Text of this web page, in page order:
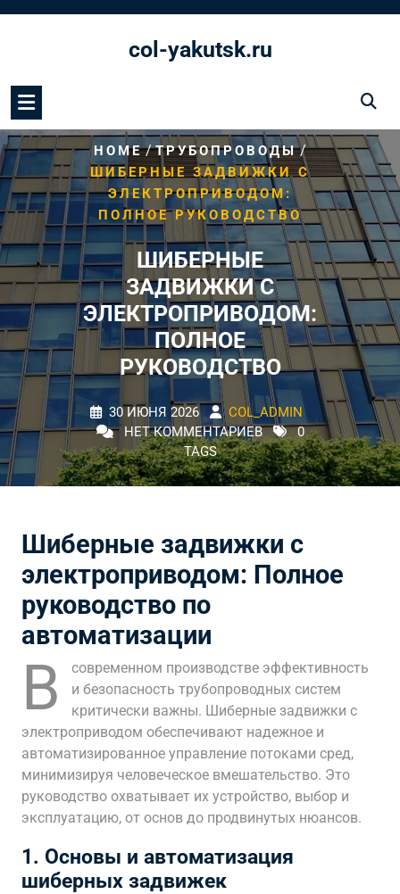
col-yakutsk.ru
HOME/ТРУБОПРОВОДЫ/
ШИБЕРНЫЕ ЗАДВИЖКИ С
ЭЛЕКТРОПРИВОДОМ:
ПОЛНОЕ РУКОВОДСТВО
ШИБЕРНЫЕ
ЗАДВИЖКИ С
ЭЛЕКТРОПРИВОДОМ:
ПОЛНОЕ
РУКОВОДСТВО
30 ИЮНЯ 2026
COL_ADMIN
НЕТ КОММЕНТАРИЕВ
0
TAGS
Шиберные задвижки с
электроприводом: Полное
руководство по
автоматизации
В
современном производстве эффективность
и безопасность трубопроводных систем
критически важны. Шиберные задвижки с
электроприводом обеспечивают надежное и
автоматизированное управление потоками сред,
минимизируя человеческое вмешательство. Это
руководство охватывает их устройство, выбор и
эксплуатацию, от основ до продвинутых нюансов.
1. Основы и автоматизация
шиберных задвижек